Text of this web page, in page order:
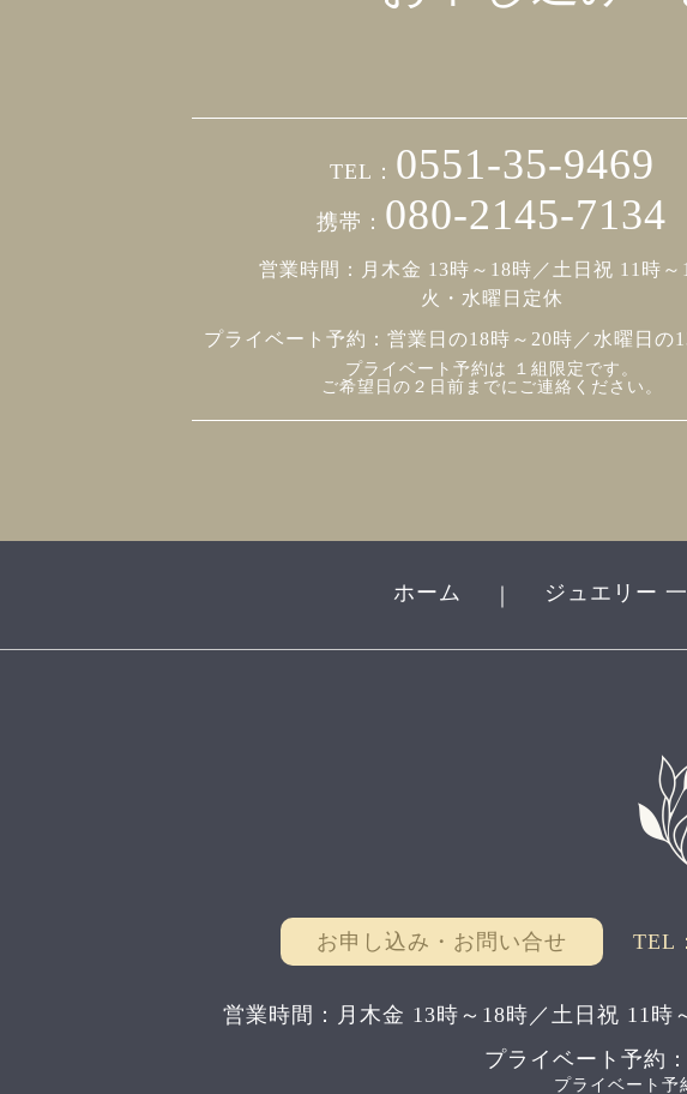
TEL： 0551-35-9469
携帯： 080-2145-7134
営業時間：月木金 13時～18時／土日祝 11時～
火・水曜日定休
プライベート予約： 営業日の18時～20時／水曜日の
プライベート予約は １組限定です。
ご希望日の２日前までにご連絡ください。
ホーム ジュエリー
お申し込み・お問い合せ TEL：
営業時間：月木金 13時～18時／土日祝 11時
プライベート予約：
プライベート予